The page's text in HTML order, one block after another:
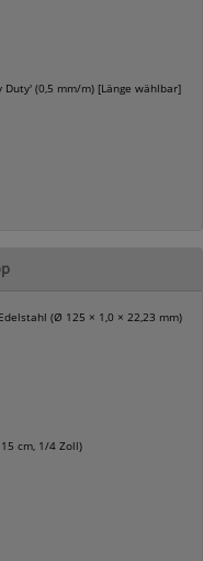
Duty' (0,5 mm/m) [Länge wählbar]
(Ø 125 × 1,0 × 22,23 mm)
cm, 1/4 Zoll)